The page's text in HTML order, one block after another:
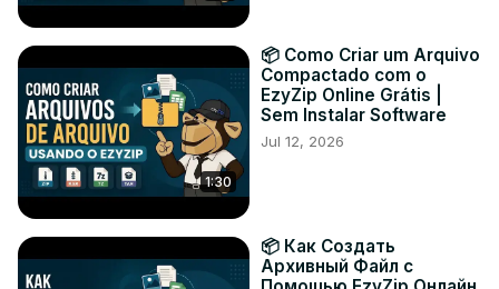
1:30
📦 Como Criar um Arquivo
Compactado com o
EzyZip Online Grátis |
Sem Instalar Software
Jul 12, 2026
📦 Как Создать
Архивный Файл с